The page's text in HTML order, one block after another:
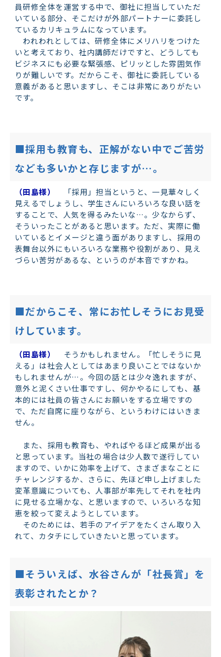
員研修全体を運営する中で、御社に担当していただ
いている部分、そこだけが外部パートナーに委託し
ているカリキュラムになっています。
われわれとしては、研修全体にメリハリをつけた
いと考えており、社内講師だけですと、どうしても
ビジネスにも必要な緊張感、ピリッとした雰囲気作
りが難しいです。だからこそ、御社に委託している
意義があると思いますし、そこは非常にありがたい
です。
■採用も教育も、正解がない中でご苦労
なども多いかと存じますが…。
（田島様）
「採用」担当というと、一見華々しく
見えるでしょうし、学生さんにいろいろな良い話を
することで、人気を得るみたいな…。少なからず、
そういったことがあると思います。ただ、実際に働
いているとイメージと違う面がありますし、採用の
表舞台以外にもいろいろな業務や役割があり、見え
づらい苦労があるな、というのが本音ですかね。
■だからこそ、常にお忙しそうにお見受
けしています。
（田島様）
そうかもしれません。「忙しそうに見
える」は社会人としてはあまり良いことではないか
もしれませんが…。今回の話とは少々逸れますが、
意外と泥くさい仕事ですし、何かやるにしても、基
本的には社員の皆さんにお願いをする立場ですの
で、ただ自席に座りながら、というわけにはいきま
せん。
また、採用も教育も、やればやるほど成果が出る
と思っています。当社の場合は少人数で遂行してい
ますので、いかに効率を上げて、さまざまなことに
チャレンジするか、さらに、先ほど申し上げました
変革意識についても、人事部が率先してそれを社内
に見せる立場かな、と思いますので、いろいろな知
恵を絞って変えようとしています。
そのためには、若手のアイデアをたくさん取り入
れて、カタチにしていきたいと思っています。
■そういえば、水谷さんが「社長賞」を
表彰されたとか？